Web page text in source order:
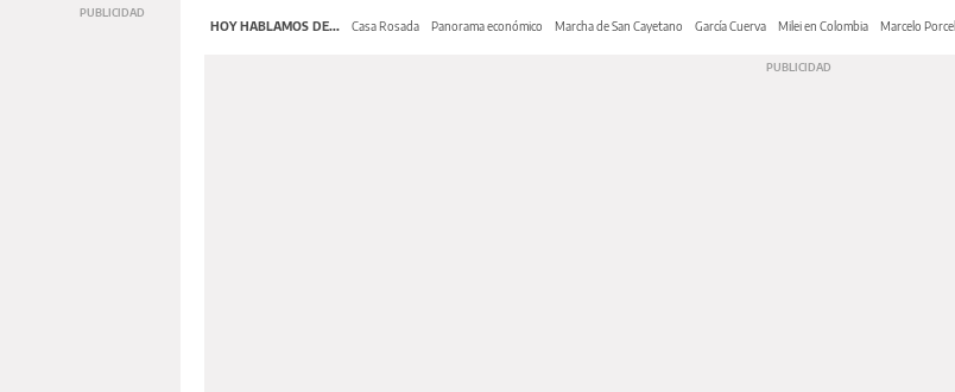
HOY HABLAMOS DE... Casa Rosada Panorama económico Marcha de San Cayetano García Cuerva Milei en Colombia Marcelo Porcel